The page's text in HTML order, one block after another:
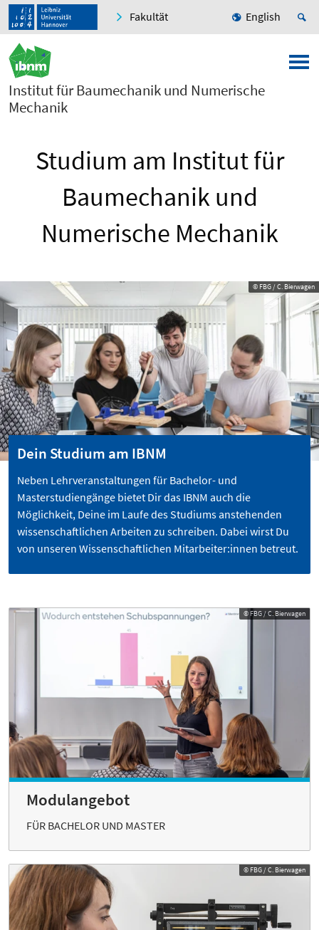
Fakultät English
Institut für Baumechanik und Numerische
Mechanik
Studium am Institut für
Baumechanik und
Numerische Mechanik
© FBG / C. Bierwagen
Dein Studium am IBNM
Neben Lehrveranstaltungen für Bachelor- und
Masterstudiengänge bietet Dir das IBNM auch die
Möglichkeit, Deine im Laufe des Studiums anstehenden
wissenschaftlichen Arbeiten zu schreiben. Dabei wirst Du
von unseren Wissenschaftlichen Mitarbeiter:innen betreut.
© FBG / C. Bierwagen
Modulangebot
FÜR BACHELOR UND MASTER
© FBG / C. Bierwagen